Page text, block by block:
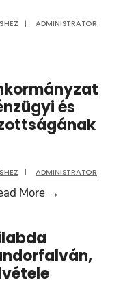
| ADMINISTRATOR
és
| ADMINISTRATOR
More →
Képviselő-
testülete